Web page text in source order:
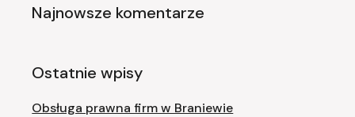
Najnowsze komentarze
Ostatnie wpisy
Obsługa prawna firm w Braniewie